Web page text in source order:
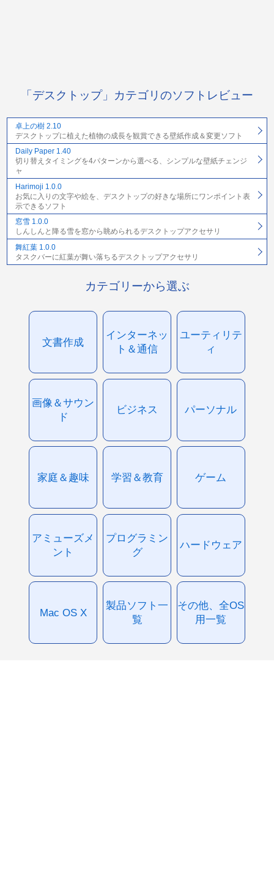
「デスクトップ」カテゴリのソフトレビュー
卓上の樹 2.10
デスクトップに植えた植物の成長を観賞できる壁紙作成＆変更ソフト
Daily Paper 1.40
切り替えタイミングを4パターンから選べる、シンプルな壁紙チェンジ
ャ
Harimoji 1.0.0
お気に入りの文字や絵を、デスクトップの好きな場所にワンポイント表
示できるソフト
窓雪 1.0.0
しんしんと降る雪を窓から眺められるデスクトップアクセサリ
舞紅葉 1.0.0
タスクバーに紅葉が舞い落ちるデスクトップアクセサリ
カテゴリーから選ぶ
文書作成
インターネッ
ト＆通信
ユーティリテ
ィ
画像＆サウン
ド
ビジネス パーソナル
家庭＆趣味 学習＆教育 ゲーム
アミューズメ
ント
プログラミン
グ
ハードウェア
Mac OS X
製品ソフト一
覧
その他、全OS
用一覧